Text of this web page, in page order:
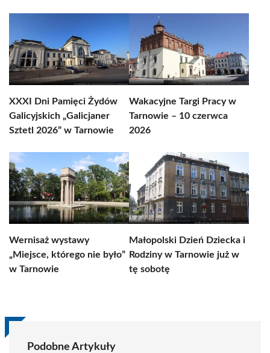
XXXI Dni Pamięci Żydów
Galicyjskich „Galicjaner
Sztetl 2026” w Tarnowie
Wakacyjne Targi Pracy w
Tarnowie – 10 czerwca
2026
Wernisaż wystawy
„Miejsce, którego nie było”
w Tarnowie
Małopolski Dzień Dziecka i
Rodziny w Tarnowie już w
tę sobotę
Podobne Artykuły